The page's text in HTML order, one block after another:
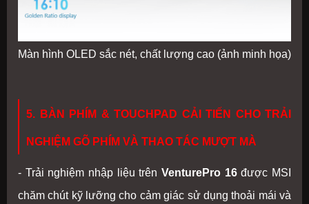
Màn hình OLED sắc nét, chất lượng cao (ảnh minh họa)
5. BÀN PHÍM & TOUCHPAD CẢI TIẾN CHO TRẢI
NGHIỆM GÕ PHÍM VÀ THAO TÁC MƯỢT MÀ
- Trải nghiệm nhập liệu trên VenturePro 16được MSI
chăm chút kỹ lưỡng cho cảm giác sử dụng thoải mái và